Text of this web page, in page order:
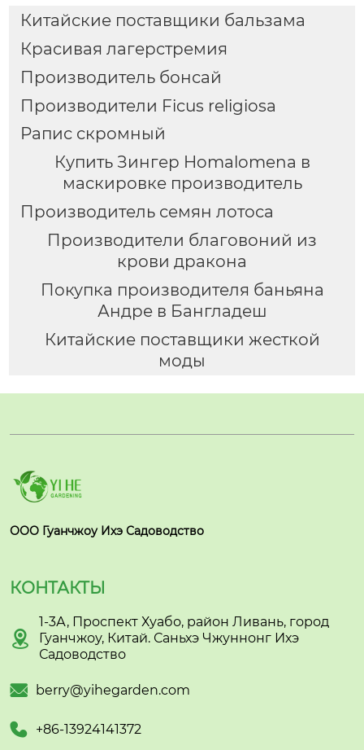
Китайские поставщики бальзама
Красивая лагерстремия
Производитель бонсай
Производители Ficus religiosa
Рапис скромный
Купить Зингер Homalomena в
маскировке производитель
Производитель семян лотоса
Производители благовоний из
крови дракона
Покупка производителя баньяна
Андре в Бангладеш
Китайские поставщики жесткой
моды
ООО Гуанчжоу Ихэ Садоводство
КОНТАКТЫ

1-3А, Проспект Хуабо, район Ливань, город
Гуанчжоу, Китай. Саньхэ Чжуннонг Ихэ
Садоводство
 berry@yihegarden.com
 +86-13924141372